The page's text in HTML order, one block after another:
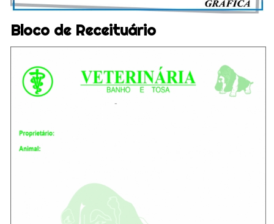
Bloco de Receituário